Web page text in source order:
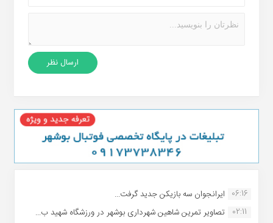
06:16 ایرانجوان سه بازیکن جدید گرفت...
02:11
تصاویر تمرین شاهین شهردارى بوشهر در ورزشگاه شهید ب...